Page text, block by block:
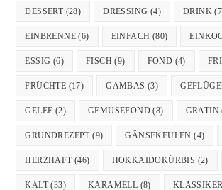
DESSERT(28) DRESSING (4) DRINK
EINBRENNE (6) EINFACH (80)
ESSIG (6) FISCH (9) FOND (4)
FRÜCHTE (17) GAMBAS (3)
GELEE (2) GEMÜSEFOND (8) GRATIN
GRUNDREZEPT(9) GÄNSEKEULEN (4)
HERZHAFT(46) HOKKAIDOKÜRBIS (2)
KALT(33) KARAMELL (8) KLASSIKER